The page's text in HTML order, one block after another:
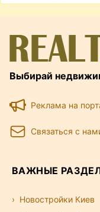
Выбирай
Реклама на
Связаться с
ВАЖНЫЕ
Новостройки Киев